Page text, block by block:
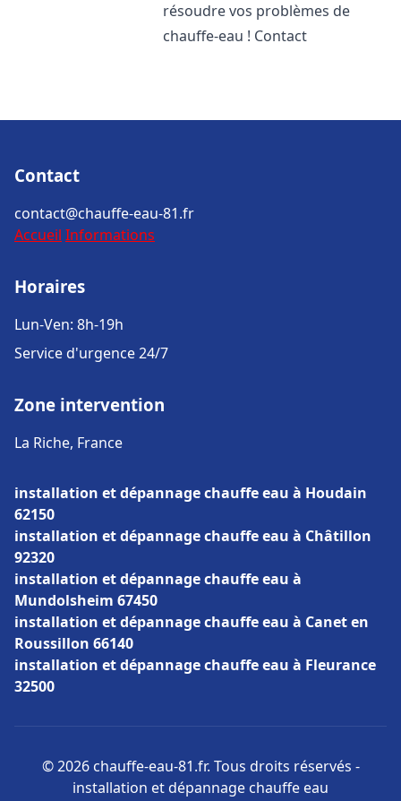
résoudre vos problèmes de
chauffe-eau ! Contact
Contact
contact@chauffe-eau-81.fr
Accueil Informations
Horaires
Lun-Ven: 8h-19h
Service d'urgence 24/7
Zone intervention
La Riche, France
installation et dépannage chauffe eau à Houdain
62150
installation et dépannage chauffe eau à Châtillon
92320
installation et dépannage chauffe eau à
Mundolsheim 67450
installation et dépannage chauffe eau à Canet en
Roussillon 66140
installation et dépannage chauffe eau à Fleurance
32500
© 2026 chauffe-eau-81.fr. Tous droits réservés -
installation et dépannage chauffe eau